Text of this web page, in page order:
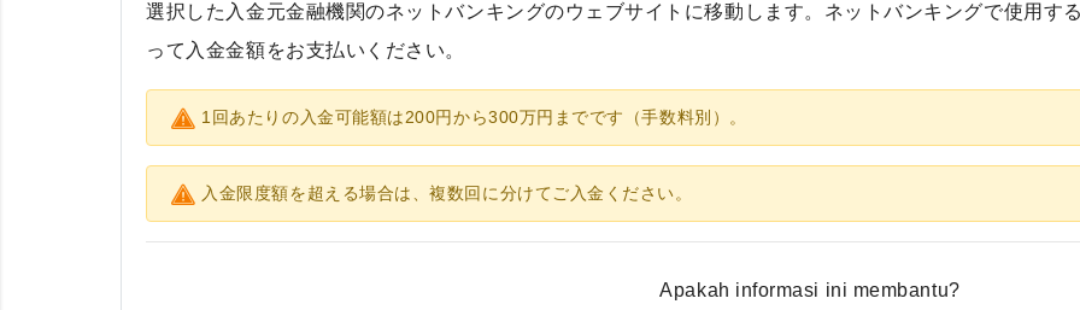
選択した入金元金融機関のネットバンキングのウェブサイトに移動します。ネットバンキングで使用す
って入金金額をお支払いください。
1回あたりの入金可能額は200円から300万円までです（手数料別）。
入金限度額を超える場合は、複数回に分けてご入金ください。
Apakah informasi ini membantu?